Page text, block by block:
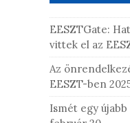
EESZTGate:
vittek el az
Az
EESZT-ben
Ismét egy